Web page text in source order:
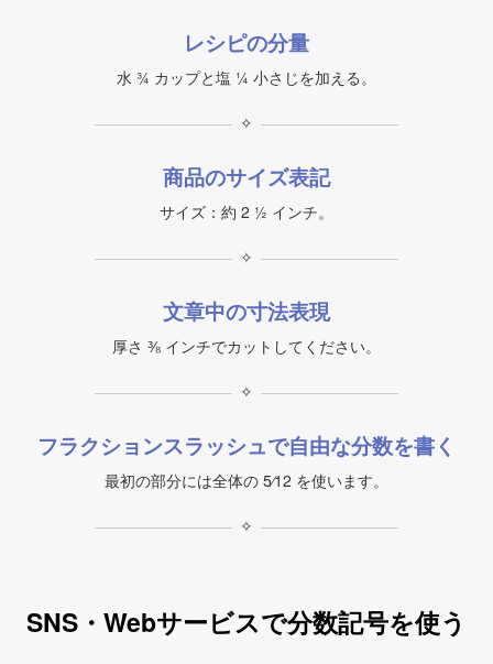
レシピの分量
水 ¾ カップと塩 ¼ 小さじを加える。
✧
商品のサイズ表記
サイズ：約 2 ½ インチ。
✧
文章中の寸法表現
厚さ ⅜ インチでカットしてください。
✧
フラクションスラッシュで自由な分数を書く
最初の部分には全体の 5⁄12 を使います。
✧
SNS・Webサービスで分数記号を使う